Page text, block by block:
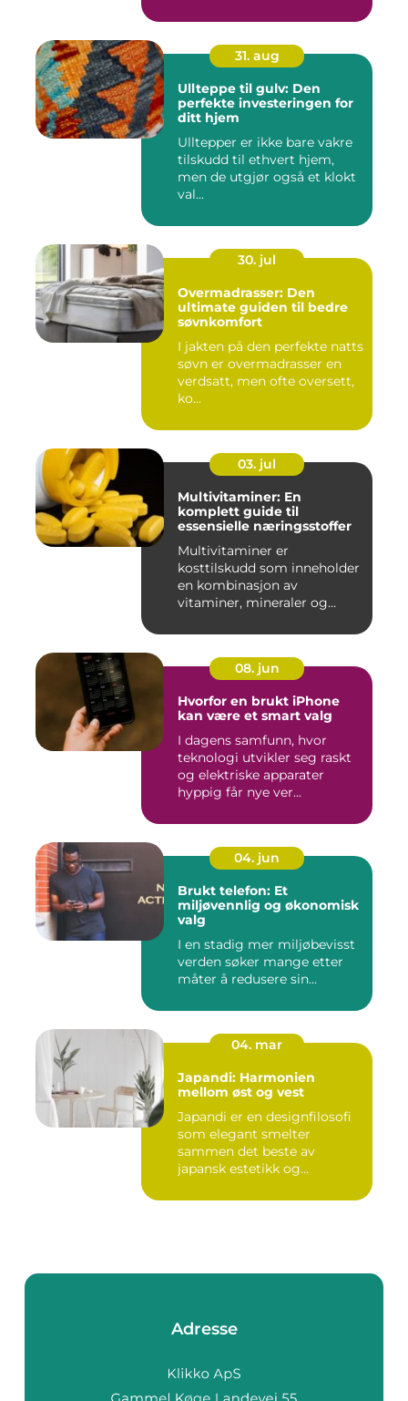
31. aug
Ullteppe til gulv: Den
perfekte investeringen for
ditt hjem
Ulltepper er ikke bare vakre
tilskudd til ethvert hjem,
men de utgjør også et klokt
val...
30. jul
Overmadrasser: Den
ultimate guiden til bedre
søvnkomfort
I jakten på den perfekte natts
søvn er overmadrasser en
verdsatt, men ofte oversett,
ko...
03. jul
Multivitaminer: En
komplett guide til
essensielle næringsstoffer
Multivitaminer er
kosttilskudd som inneholder
en kombinasjon av
vitaminer, mineraler og
08. jun
Hvorfor en brukt iPhone
kan være et smart valg
I dagens samfunn, hvor
teknologi utvikler seg raskt
og elektriske apparater
hyppig får nye ver...
04. jun
Brukt telefon: Et
miljøvennlig og økonomisk
valg
I en stadig mer miljøbevisst
verden søker mange etter
måter å redusere sin...
04. mar
Japandi: Harmonien
mellom øst og vest
Japandi er en designfilosofi
som elegant smelter
sammen det beste av
japansk estetikk og
Adresse